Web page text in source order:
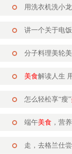
用洗衣机洗小
讲一个关于电
分子料理美轮
美食解读人生
怎么轻松享“瘦”
端午美食 ，营
走，去格兰仕